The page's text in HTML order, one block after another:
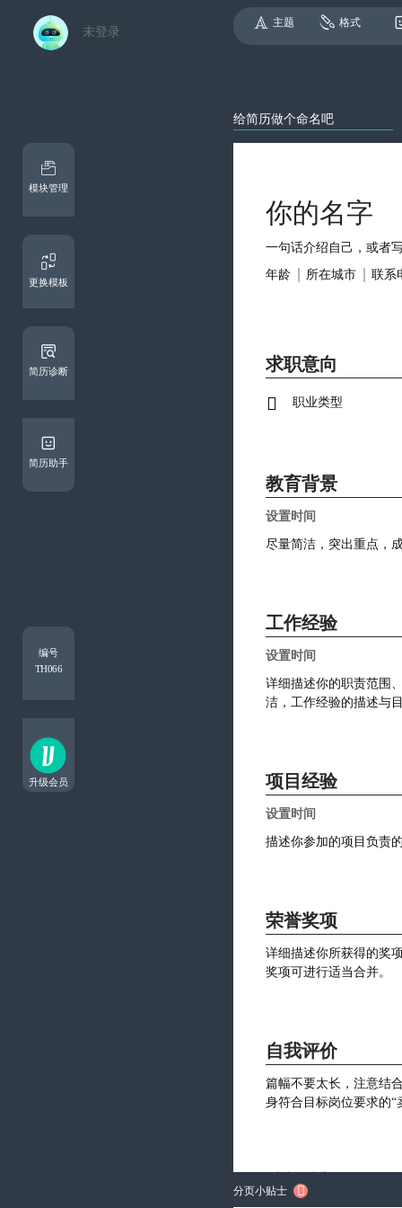
主题 格式
未登录
模块管理
更换模板
简历诊断
简历助手
编号
TH066
升级会员
求职意向

教育背景
工作经验
项目经验
荣誉奖项
自我评价
技能特长
分页小贴士 